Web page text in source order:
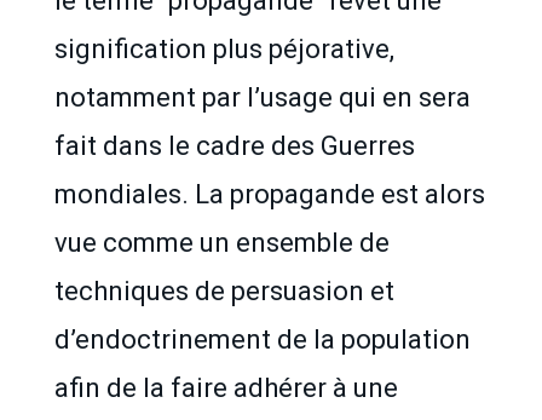
signification plus péjorative,
notamment par l’usage qui en sera
fait dans le cadre des Guerres
mondiales. La propagande est alors
vue comme un ensemble de
techniques de persuasion et
d’endoctrinement de la population
afin de la faire adhérer à une